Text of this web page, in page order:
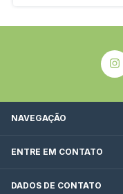
NAVEGAÇÃO
ENTRE EM CONTATO
DADOS DE CONTATO